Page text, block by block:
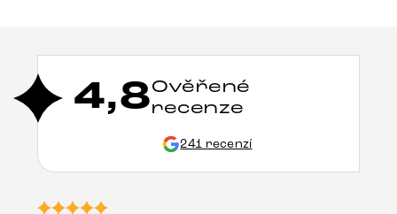
4,8Ověřené
recenze
241 recenzí